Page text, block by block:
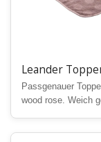
Leander
Passgenauer
wood rose. Weich